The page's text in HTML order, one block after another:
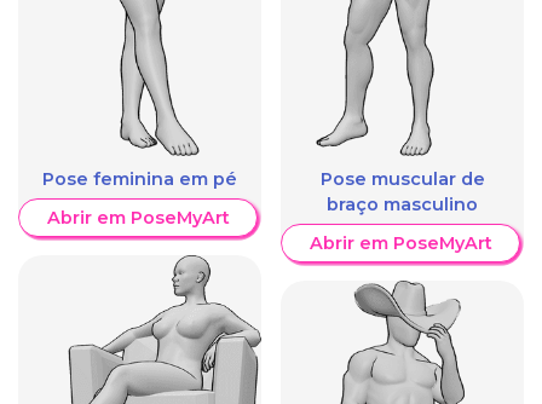
Pose feminina em pé
Abrir em PoseMyArt
Pose muscular de
braço masculino
Abrir em PoseMyArt